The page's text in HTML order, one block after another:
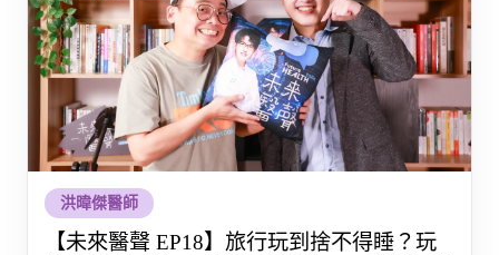
洪暐傑醫師
【未來醫聲 EP18】旅行玩到捨不得睡？玩